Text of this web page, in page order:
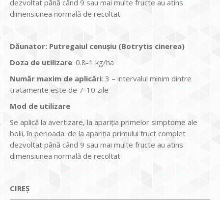
dezvoltat până când 9 sau mai multe fructe au atins
dimensiunea normală de recoltat
Dăunator: Putregaiul cenușiu (Botrytis cinerea)
Doza de utilizare: 0.8-1 kg/ha
Număr maxim de aplicări: 3 – intervalul minim dintre
tratamente este de 7-10 zile
Mod de utilizare
Se aplică la avertizare, la apariţia primelor simptome ale
bolii, în perioada: de la apariţia primului fruct complet
dezvoltat până când 9 sau mai multe fructe au atins
dimensiunea normală de recoltat
CIREȘ